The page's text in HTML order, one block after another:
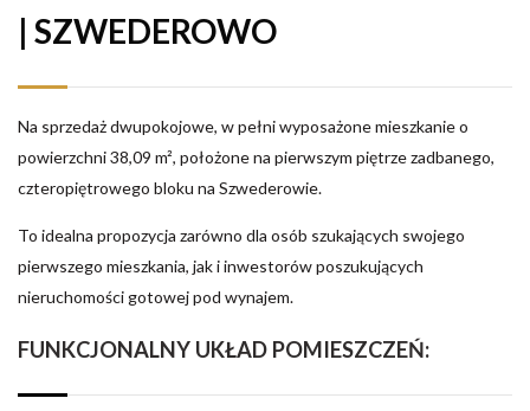
| SZWEDEROWO
Na sprzedaż dwupokojowe, w pełni wyposażone mieszkanie o
powierzchni 38,09 m², położone na pierwszym piętrze zadbanego,
czteropiętrowego bloku na Szwederowie.
To idealna propozycja zarówno dla osób szukających swojego
pierwszego mieszkania, jak i inwestorów poszukujących
nieruchomości gotowej pod wynajem.
FUNKCJONALNY UKŁAD POMIESZCZEŃ: